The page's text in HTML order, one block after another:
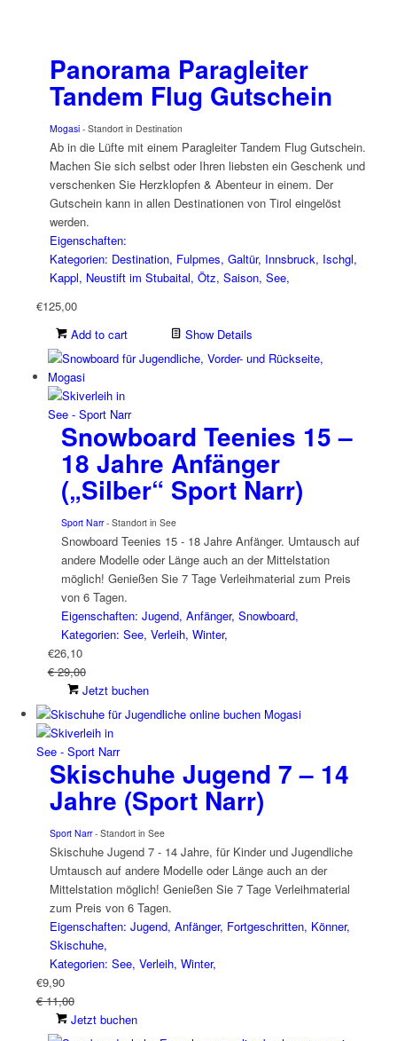
Panorama Paragleiter
Tandem Flug Gutschein
Mogasi- Standort in Destination
Ab in die Lüfte mit einem Paragleiter Tandem Flug Gutschein.
Machen Sie sich selbst oder Ihren liebsten ein Geschenk und
verschenken Sie Herzklopfen & Abenteur in einem. Der
Gutschein kann in allen Destinationen von Tirol eingelöst
werden.
Eigenschaften:
Kategorien: Destination, Fulpmes, Galtür, Innsbruck, Ischgl,
Kappl, Neustift im Stubaital, Ötz, Saison, See,
€125,00
Add to cart
Show Details
Snowboard Teenies 15 –
18 Jahre Anfänger
(„Silber“ Sport Narr)
Sport Narr- Standort in See
Snowboard Teenies 15 - 18 Jahre Anfänger. Umtausch auf
andere Modelle oder Länge auch an der Mittelstation
möglich! Genießen Sie 7 Tage Verleihmaterial zum Preis
von 6 Tagen.
Eigenschaften: Jugend, Anfänger, Snowboard,
Kategorien: See, Verleih, Winter,
€26,10
€ 29,00
Jetzt buchen
Skischuhe Jugend 7 – 14
Jahre (Sport Narr)
Sport Narr- Standort in See
Skischuhe Jugend 7 - 14 Jahre, für Kinder und Jugendliche
Umtausch auf andere Modelle oder Länge auch an der
Mittelstation möglich! Genießen Sie 7 Tage Verleihmaterial
zum Preis von 6 Tagen.
Eigenschaften: Jugend, Anfänger, Fortgeschritten, Könner,
Skischuhe,
Kategorien: See, Verleih, Winter,
€9,90
€ 11,00
Jetzt buchen